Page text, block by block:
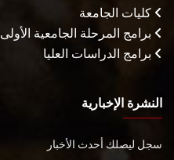
كليات الجامعة
برامج المرحلة الجامعية الأولى
برامج الدراسات العليا
النشرة الإخبارية
سجل ليصلك أحدث الأخبار